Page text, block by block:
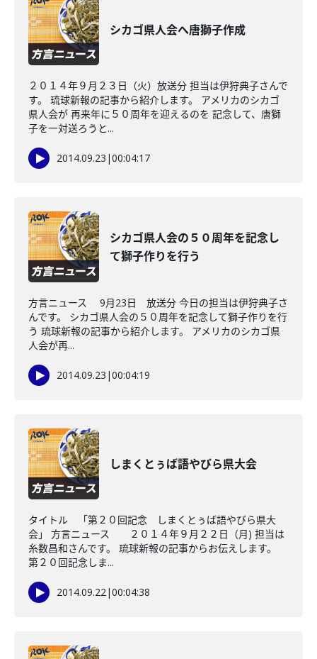
シカゴ県人会へ唐獅子作成
２０１４年９月２３日（火）放送分 担当は伊狩典子さんで
す。 琉球新報の記事から紹介します。 アメリカのシカゴ
県人会が 再来年に５０周年を迎えるのを 記念して、唐獅
子を一対送ろうと...
2014.09.23 |00:04:17
シカゴ県人会の５０周年を記念し
て獅子作りを行う
方言ニュース 9月23日 放送分 今日の担当は伊狩典子さ
んです。 シカゴ県人会の５０周年を記念して獅子作りを行
う 琉球新報の記事から紹介します。 アメリカのシカゴ県
人会が再...
2014.09.23 |00:04:19
しまくとぅば語やびら県大会
タイトル 「第２０回記念 しまくとぅば語やびら県大
会」 方言ニュース ２０１４年９月２２日（月) 担当は
糸数昌和さんです。 琉球新報の記事からお伝えします。
第２０回記念しま...
2014.09.22|00:04:38